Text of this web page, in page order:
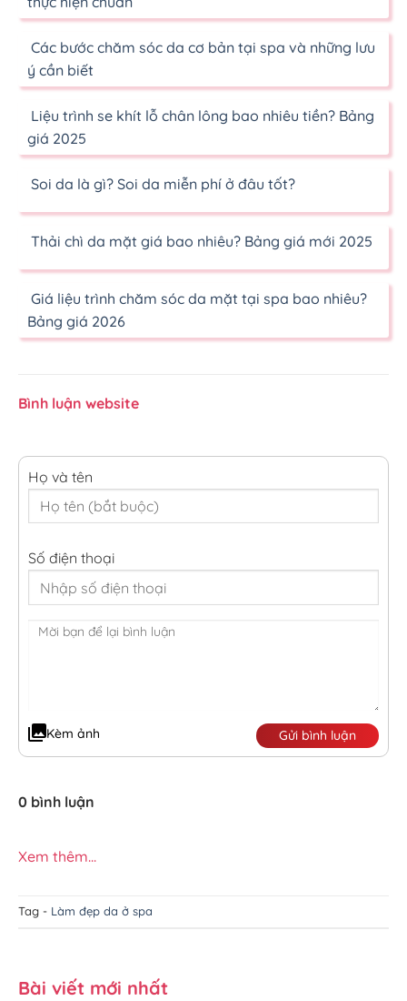
Các bước chăm sóc da cơ bản tại spa và những lưu
ý cần biết
Liệu trình se khít lỗ chân lông bao nhiêu tiền? Bảng
giá 2025
Soi da là gì? Soi da miễn phí ở đâu tốt?
Thải chì da mặt giá bao nhiêu? Bảng giá mới 2025
Giá liệu trình chăm sóc da mặt tại spa bao nhiêu?
Bảng giá 2026
Bình luận website
Họ và tên
Số điện thoại
Kèm ảnh Gửi bình luận
0 bình luận
Xem thêm...
Tag - Làm đẹp da ở spa
Bài viết mới nhất